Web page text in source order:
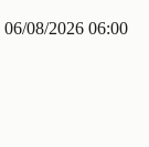
06/08/2026 06:00